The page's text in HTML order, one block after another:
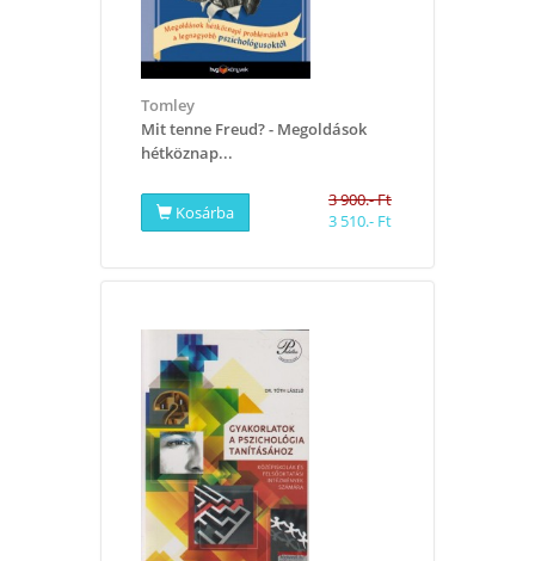
Tomley
​Mit tenne Freud? - Megoldások
hétköznap...
Kosárba
3 900.- Ft
3 510.- Ft